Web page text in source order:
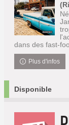
dans des fast-
Plus d'infos
Disponible